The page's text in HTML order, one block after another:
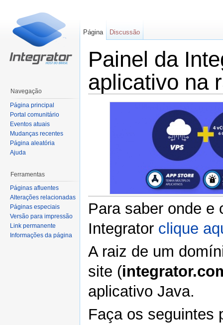
Painel da
aplicativo na
Para saber onde e
Integrator clique
A raiz de um
site (
aplicativo Java.
Faça os seguintes
Página Discussão
Navegação
Página principal
Portal comunitário
Eventos atuais
Mudanças recentes
Página aleatória
Ajuda
Ferramentas
Páginas afluentes
Alterações relacionadas
Páginas especiais
Versão para impressão
Link permanente
Informações da página